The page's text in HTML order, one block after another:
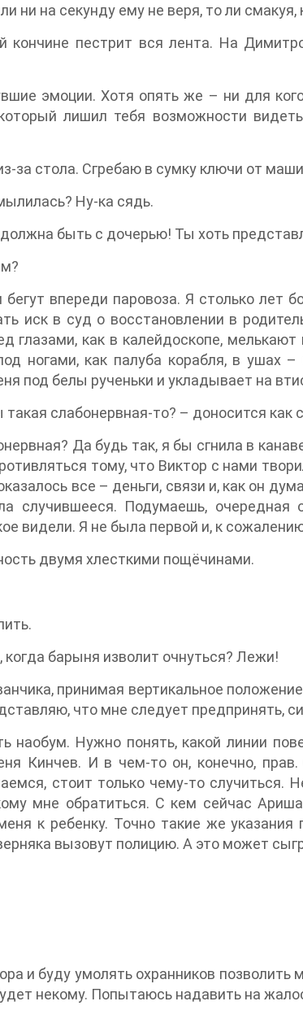
ни на секунду ему не веря, то ли
кончине пестрит вся лента. На
эмоции. Хотя опять же – ни для
лишил тебя возможности
за стола. Сгребаю в сумку ключи от
Ну-ка сядь.
быть с дочерью! Ты хоть
впереди паровоза. Я столько лет
иск в суд о восстановлении в
глазами, как в калейдоскопе,
ногами, как палуба корабля, в ушах
под белы рученьки и укладывает на
слабонервная-то? – доносится как
Да будь так, я бы сгнила в
тому, что Виктор с нами
все – деньги, связи и, как он
случившееся. Подумаешь,
видели. Я не была первой и, к
двумя хлесткими пощёчинами.
барыня изволит очнуться? Лежи!
принимая вертикальное
что мне следует предпринять,
наобум. Нужно понять, какой линии
Кинчев. И в чем-то он, конечно,
стоит только чему-то
мне обратиться. С кем сейчас
к ребенку. Точно такие же
вызовут полицию. А это может
и буду умолять охранников
некому. Попытаюсь надавить на